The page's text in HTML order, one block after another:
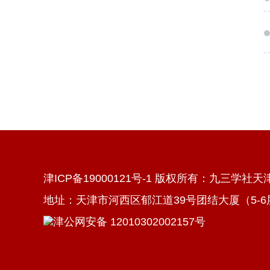
津ICP备19000121号-1 版权所有：九三学社天
地址：天津市河西区郁江道39号团结大厦（5-
津公网安备 12010302002157号